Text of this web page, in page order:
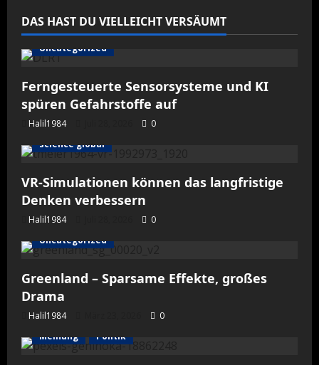
DAS HAST DU VIELLEICHT VERSÄUMT
Uncategorized
Ferngesteuerte Sensorsysteme und KI
spüren Gefahrstoffe auf
Halil1984
0
science global
VR-Simulationen können das langfristige
Denken verbessern
Halil1984
0
Uncategorized
Greenland – Sparsame Effekte, großes
Drama
Halil1984
0
Meinung
Politik